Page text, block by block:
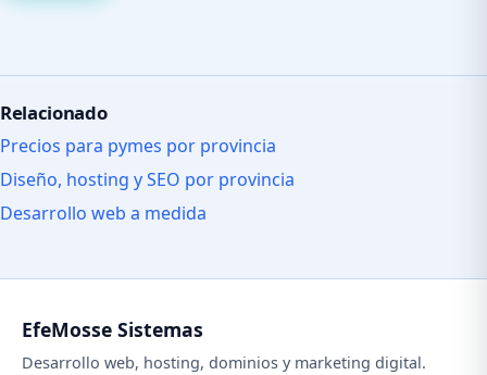
Relacionado
Precios para pymes por provincia
Diseño, hosting y SEO por provincia
Desarrollo web a medida
EfeMosse Sistemas
Desarrollo web, hosting, dominios y marketing digital.